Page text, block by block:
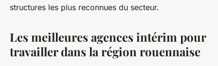
structures les plus reconnues du secteur.
Les meilleures agences intérim pour
travailler dans la région rouennaise